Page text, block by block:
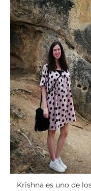
Krishna es uno de